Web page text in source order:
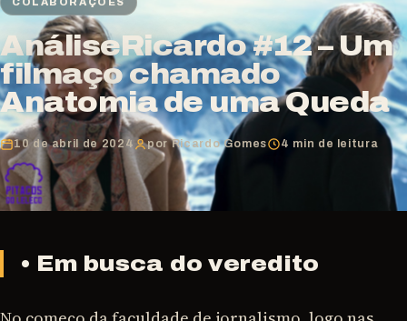
AnáliseRicardo #12 – Um
filmaço chamado
Anatomia de uma Queda
10 de abril de 2024 por Ricardo Gomes 4 min de leitura
• Em busca do veredito